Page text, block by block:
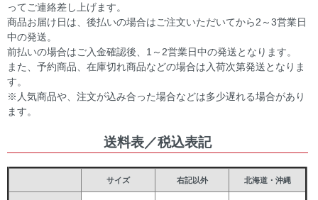
ってご連絡差し上げます。
商品お届け日は、後払いの場合はご注文いただいてから2～3営業日
中の発送。
前払いの場合はご入金確認後、1～2営業日中の発送となります。
また、予約商品、在庫切れ商品などの場合は入荷次第発送となりま
す。
※人気商品や、注文が込み合った場合などは多少遅れる場合があり
ます。
送料表／税込表記
サイズ 右記以外 北海道・沖縄